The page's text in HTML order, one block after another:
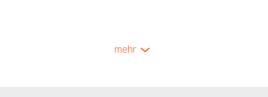
mehr